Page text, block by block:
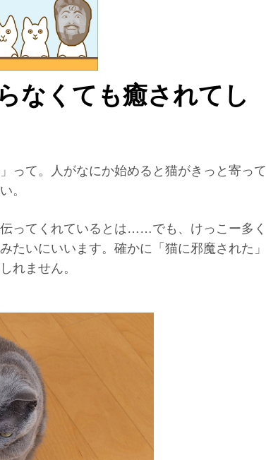
なくても癒されてし
って。人がなにか始めると猫がきっと寄って
。
ってくれているとは……でも、けっこー多く
たいにいいます。確かに「猫に邪魔された」
れません。